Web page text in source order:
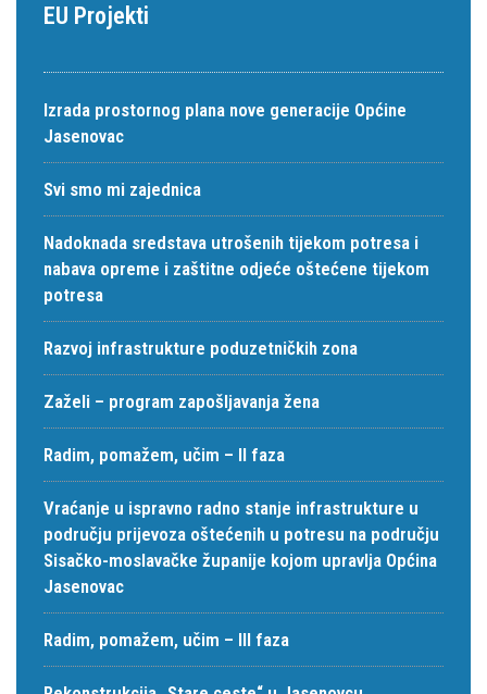
EU Projekti
Izrada prostornog plana nove generacije Općine
Jasenovac
Svi smo mi zajednica
Nadoknada sredstava utrošenih tijekom potresa i
nabava opreme i zaštitne odjeće oštećene tijekom
potresa
Razvoj infrastrukture poduzetničkih zona
Zaželi – program zapošljavanja žena
Radim, pomažem, učim – II faza
Vraćanje u ispravno radno stanje infrastrukture u
području prijevoza oštećenih u potresu na području
Sisačko-moslavačke županije kojom upravlja Općina
Jasenovac
Radim, pomažem, učim – III faza